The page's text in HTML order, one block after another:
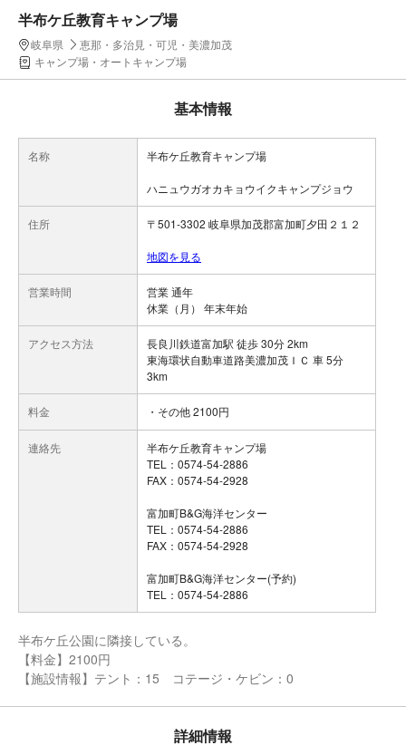
半布ケ丘教育キャンプ場
岐阜県
恵那・多治見・可児・美濃加茂
キャンプ場・オートキャンプ場
基本情報
名称 半布ケ丘教育キャンプ場
ハニュウガオカキョウイクキャンプジョウ
住所 〒501-3302 岐阜県加茂郡富加町夕田２１２
地図を見る
営業時間
営業 通年
休業（月） 年末年始
アクセス方法
長良川鉄道富加駅 徒歩 30分 2km
東海環状自動車道路美濃加茂ＩＣ 車 5分
3km
料金 ・その他 2100円
連絡先
半布ケ丘教育キャンプ場
TEL：0574-54-2886
FAX：0574-54-2928
富加町B&G海洋センター
TEL：0574-54-2886
FAX：0574-54-2928
富加町B&G海洋センター(予約)
TEL：0574-54-2886
半布ケ丘公園に隣接している。
【料金】2100円
【施設情報】テント：15 コテージ・ケビン：0
詳細情報